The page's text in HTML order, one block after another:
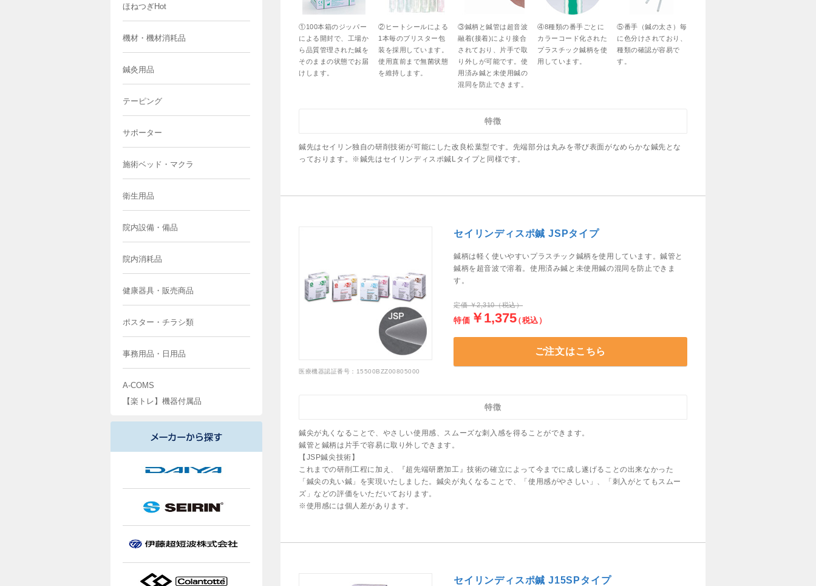
ほねつぎHot
機材・機材消耗品
鍼灸用品
テーピング
サポーター
施術ベッド・マクラ
衛生用品
院内設備・備品
院内消耗品
健康器具・販売商品
ポスター・チラシ類
事務用品・日用品
A-COMS
【楽トレ】機器付属品
①100本箱のジッパー
による開封で、工場か
ら品質管理された鍼を
そのままの状態でお届
けします。
②ヒートシールによる
1本毎のブリスター包
装を採用しています。
使用直前まで無菌状態
を維持します。
③鍼柄と鍼管は超音波
融着(接着)により接合
されており、片手で取
り外しが可能です。使
用済み鍼と未使用鍼の
混同を防止できます。
④8種類の番手ごとに
カラーコード化された
プラスチック鍼柄を使
用しています。
⑤番手（鍼の太さ）毎
に色分けされており、
種類の確認が容易で
す。
特徴
鍼先はセイリン独自の研削技術が可能にした改良松葉型です。先端部分は丸みを帯び表面がなめらかな鍼先とな
っております。※鍼先はセイリンディスポ鍼Lタイプと同様です。
医療機器認証番号：15500BZZ00805000
セイリンディスポ鍼 JSPタイプ
鍼柄は軽く使いやすいプラスチック鍼柄を使用しています。鍼管と
鍼柄を超音波で溶着。使用済み鍼と未使用鍼の混同を防止できま
す。
定価 ￥2,310（税込）
特価 ￥1,375（税込）
ご注文はこちら
特徴
鍼尖が丸くなることで、やさしい使用感、スムーズな刺入感を得ることができます。
鍼管と鍼柄は片手で容易に取り外しできます。
【JSP鍼尖技術】
これまでの研削工程に加え、『超先端研磨加工』技術の確立によって今までに成し遂げることの出来なかった
「鍼尖の丸い鍼」を実現いたしました。鍼尖が丸くなることで、「使用感がやさしい」、「刺入がとてもスムー
ズ」などの評価をいただいております。
※使用感には個人差があります。
セイリンディスポ鍼 J15SPタイプ